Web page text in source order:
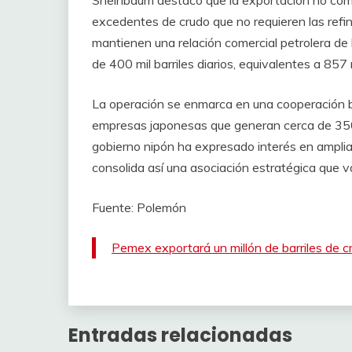
excedentes de crudo que no requieren las
mantienen una relación comercial petrolera
de 400 mil barriles diarios, equivalentes a
La operación se enmarca en una
empresas japonesas que generan cerca de
gobierno nipón ha expresado interés en
consolida así una asociación estratégica que
Fuente: Polemón
Pemex exportará un millón de barriles de
Entradas relacionadas